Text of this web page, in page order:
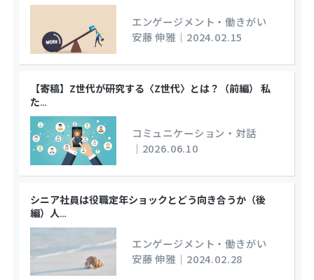
エンゲージメント・働きがい
安藤 伸雅 ｜ 2024.02.15
【寄稿】Z世代が研究する〈Z世代〉とは？（前編） 私
た…
コミュニケーション・対話
｜ 2026.06.10
シニア社員は役職定年ショックとどう向き合うか（後
編）人…
エンゲージメント・働きがい
安藤 伸雅 ｜ 2024.02.28